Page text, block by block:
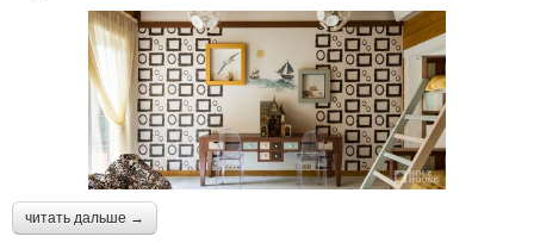
читать дальше →